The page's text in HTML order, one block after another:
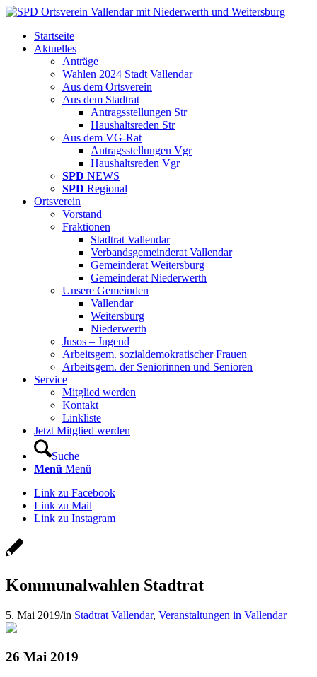
Startseite
Aktuelles
Anträge
Wahlen 2024 Stadt Vallendar
Aus dem Ortsverein
Aus dem Stadtrat
Antragsstellungen Str
Haushaltsreden Str
Aus dem VG-Rat
Antragsstellungen Vgr
Haushaltsreden Vgr
SPD NEWS
SPD Regional
Ortsverein
Vorstand
Fraktionen
Stadtrat Vallendar
Verbandsgemeinderat Vallendar
Gemeinderat Weitersburg
Gemeinderat Niederwerth
Unsere Gemeinden
Vallendar
Weitersburg
Niederwerth
Jusos – Jugend
Arbeitsgem. sozialdemokratischer Frauen
Arbeitsgem. der Seniorinnen und Senioren
Service
Mitglied werden
Kontakt
Linkliste
Jetzt Mitglied werden
Suche
Menü Menü
Link zu Facebook
Link zu Mail
Link zu Instagram
Kommunalwahlen Stadtrat
5. Mai 2019/in Stadtrat Vallendar, Veranstaltungen in Vallendar
26 Mai 2019